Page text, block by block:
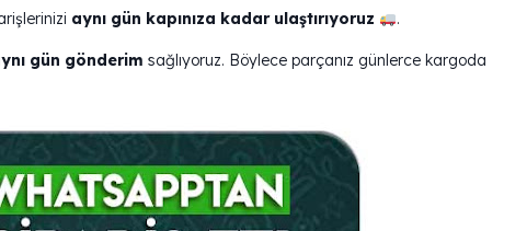
aynı gün kapınıza kadar ulaştırıyoruz .
gün gönderim sağlıyoruz. Böylece parçanız günlerce kargoda